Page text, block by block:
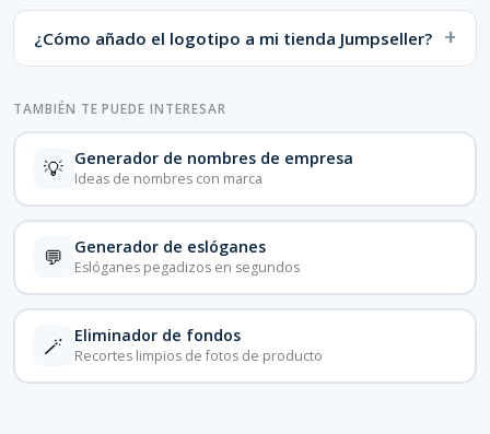
¿Cómo añado el logotipo a mi tienda Jumpseller?
TAMBIÉN TE PUEDE INTERESAR
💡 Generador de nombres de empresa
Ideas de nombres con marca
💬 Generador de eslóganes
Eslóganes pegadizos en segundos
🪄 Eliminador de fondos
Recortes limpios de fotos de producto